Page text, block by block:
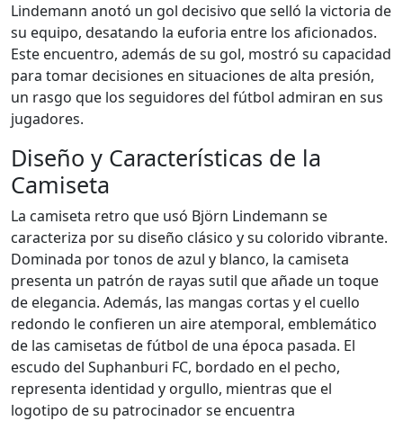
Lindemann anotó un gol decisivo que selló la victoria de
su equipo, desatando la euforia entre los aficionados.
Este encuentro, además de su gol, mostró su capacidad
para tomar decisiones en situaciones de alta presión,
un rasgo que los seguidores del fútbol admiran en sus
jugadores.
Diseño y Características de la
Camiseta
La camiseta retro que usó Björn Lindemann se
caracteriza por su diseño clásico y su colorido vibrante.
Dominada por tonos de azul y blanco, la camiseta
presenta un patrón de rayas sutil que añade un toque
de elegancia. Además, las mangas cortas y el cuello
redondo le confieren un aire atemporal, emblemático
de las camisetas de fútbol de una época pasada. El
escudo del Suphanburi FC, bordado en el pecho,
representa identidad y orgullo, mientras que el
logotipo de su patrocinador se encuentra